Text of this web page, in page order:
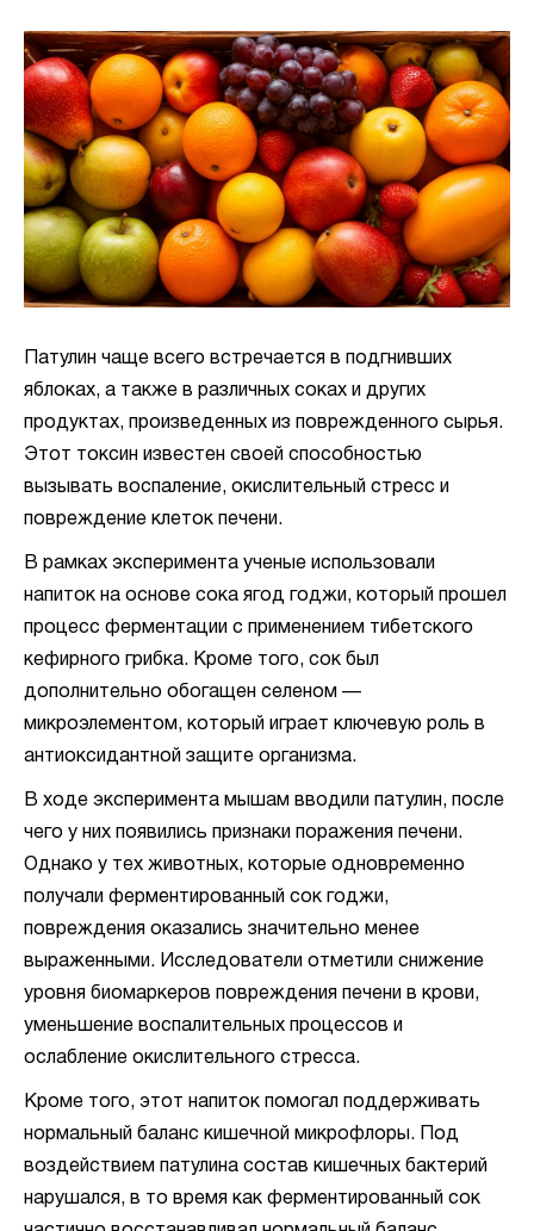
Патулин чаще всего встречается в подгнивших
яблоках, а также в различных соках и других
продуктах, произведенных из поврежденного сырья.
Этот токсин известен своей способностью
вызывать воспаление, окислительный стресс и
повреждение клеток печени.
В рамках эксперимента ученые использовали
напиток на основе сока ягод годжи, который прошел
процесс ферментации с применением тибетского
кефирного грибка. Кроме того, сок был
дополнительно обогащен селеном —
микроэлементом, который играет ключевую роль в
антиоксидантной защите организма.
В ходе эксперимента мышам вводили патулин, после
чего у них появились признаки поражения печени.
Однако у тех животных, которые одновременно
получали ферментированный сок годжи,
повреждения оказались значительно менее
выраженными. Исследователи отметили снижение
уровня биомаркеров повреждения печени в крови,
уменьшение воспалительных процессов и
ослабление окислительного стресса.
Кроме того, этот напиток помогал поддерживать
нормальный баланс кишечной микрофлоры. Под
воздействием патулина состав кишечных бактерий
нарушался, в то время как ферментированный сок